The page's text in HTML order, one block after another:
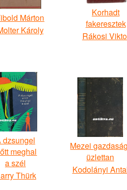
Márton
Károly
Korhadt
fakeresztek
Rákosi
dzsungel
meghal
a szél
Thürk
Mezei
üzlettan
Kodolányi